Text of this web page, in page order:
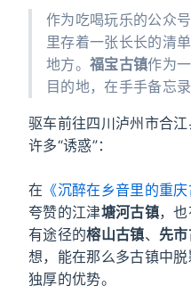
作为吃喝玩乐的公众
里存着一张长长的清
地方。 福宝古镇作为
目的地，在手手备忘
驱车前往四川泸州市合
许多“诱惑”：
在 《沉醉在乡音里的重庆
夸赞的江津塘河古镇，也
有途径的榕山古镇、 先
想，能在那么多古镇中
独厚的优势。